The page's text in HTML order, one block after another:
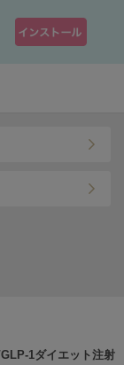
1ダイエット注射